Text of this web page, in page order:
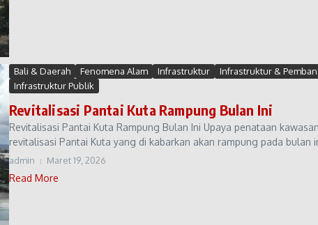
Bali & Daerah Fenomena Alam Infrastruktur Infrastruktur &
Infrastruktur Publik
Revitalisasi Pantai Kuta Rampung Bulan Ini
Revitalisasi Pantai Kuta Rampung Bulan Ini Upaya penataan
revitalisasi Pantai Kuta yang di kabarkan akan rampung pada bulan
admin Maret 19, 2026
Read More